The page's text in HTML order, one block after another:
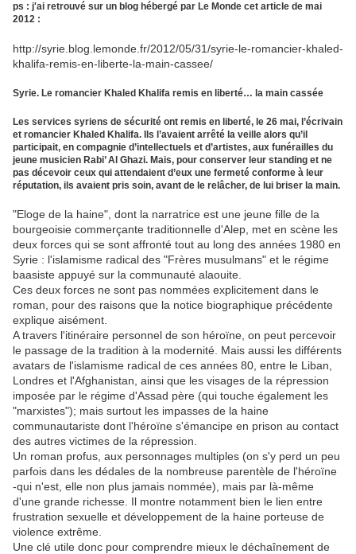
ps : j'ai retrouvé sur un blog hébergé par Le Monde cet article de mai
2012 :
http://syrie.blog.lemonde.fr/2012/05/31/syrie-le-romancier-khaled-
khalifa-remis-en-liberte-la-main-cassee/
Syrie. Le romancier Khaled Khalifa remis en liberté… la main cassée
Les services syriens de sécurité ont remis en liberté, le 26 mai, l’écrivain
et romancier Khaled Khalifa. Ils l’avaient arrêté la veille alors qu’il
participait, en compagnie d’intellectuels et d’artistes, aux funérailles du
jeune musicien Rabi’ Al Ghazi. Mais, pour conserver leur standing et ne
pas décevoir ceux qui attendaient d’eux une fermeté conforme à leur
réputation, ils avaient pris soin, avant de le relâcher, de lui briser la main.
"Eloge de la haine", dont la narratrice est une jeune fille de la
bourgeoisie commerçante traditionnelle d'Alep, met en scène les
deux forces qui se sont affronté tout au long des années 1980 en
Syrie : l'islamisme radical des "Frères musulmans" et le régime
baasiste appuyé sur la communauté alaouite.
Ces deux forces ne sont pas nommées explicitement dans le
roman, pour des raisons que la notice biographique précédente
explique aisément.
A travers l'itinéraire personnel de son héroïne, on peut percevoir
le passage de la tradition à la modernité. Mais aussi les différents
avatars de l'islamisme radical de ces années 80, entre le Liban,
Londres et l'Afghanistan, ainsi que les visages de la répression
imposée par le régime d'Assad père (qui touche également les
"marxistes"); mais surtout les impasses de la haine
communautariste dont l'héroïne s'émancipe en prison au contact
des autres victimes de la répression.
Un roman profus, aux personnages multiples (on s'y perd un peu
parfois dans les dédales de la nombreuse parentèle de l'héroïne
-qui n'est, elle non plus jamais nommée), mais par là-même
d'une grande richesse. Il montre notamment bien le lien entre
frustration sexuelle et développement de la haine porteuse de
violence extrême.
Une clé utile donc pour comprendre mieux le déchaînement de